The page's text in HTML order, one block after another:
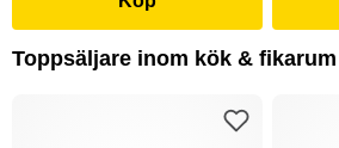
Toppsäljare inom kök & fikarum